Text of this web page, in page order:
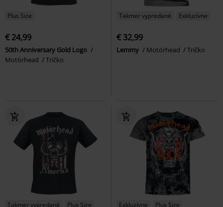
Plus Size
€ 24,99
50th Anniversary Gold Logo
Motörhead
Tričko
Takmer vypredané Exkluzívne
€ 32,99
Lemmy Motörhead Tričko
Takmer vypredané Plus Size Exkluzívne Plus Size